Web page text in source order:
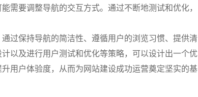
需要调整导航的交互方式。通过不断地测试和优化，
过保持导航的简洁性、遵循用户的浏览习惯、提供清
以及进行用户测试和优化等策略，可以设计出一个优
用户体验度，从而为网站建设成功运营奠定坚实的基